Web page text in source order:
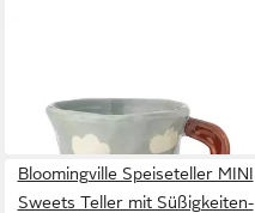
Kindertasse
ab 9,90 €
in 2-3 Werktagen bei dir
Bloomingville Speiseteller MINI
Sweets Teller mit Süßigkeiten-